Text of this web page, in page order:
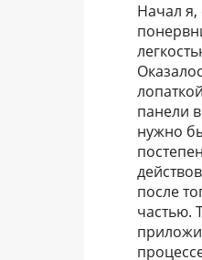
Начал я,
панели
нужно
после
частью.